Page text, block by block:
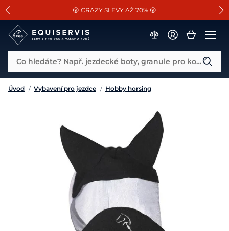
SLEVA 13% na vše od Cassini!
😮 CRAZY SLEVY AŽ 70% 😮
📐Pasování a doplňky k vybraným sedlům ZDARMA 🐴
Co hledáte? Např. jezdecké boty, granule pro koně...
Úvod / Vybavení pro jezdce / Hobby horsing